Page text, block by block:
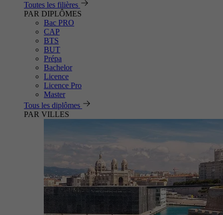
Toutes les filières
PAR DIPLÔMES
Bac PRO
CAP
BTS
BUT
Prépa
Bachelor
Licence
Licence Pro
Master
Tous les diplômes
PAR VILLES